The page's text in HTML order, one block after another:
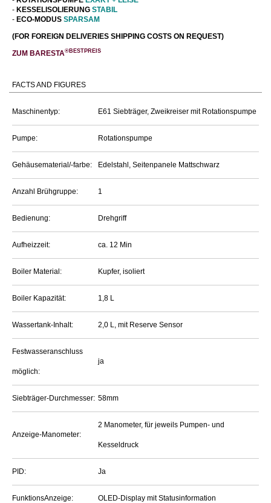
- KESSELISOLIERUNG STABIL
- ECO-MODUS SPARSAM
(FOR FOREIGN DELIVERIES SHIPPING COSTS ON REQUEST)
ZUM BARESTA®BESTPREIS
FACTS AND FIGURES
Maschinentyp: E61 Siebträger, Zweikreiser mit Rotationspumpe
Pumpe: Rotationspumpe
Gehäusematerial/-farbe: Edelstahl, Seitenpanele Mattschwarz
Anzahl Brühgruppe: 1
Bedienung: Drehgriff
Aufheizzeit: ca. 12 Min
Boiler Material: Kupfer, isoliert
Boiler Kapazität: 1,8 L
Wassertank-Inhalt: 2,0 L, mit Reserve Sensor
Festwasseranschluss
möglich:
ja
Siebträger-Durchmesser: 58mm
Anzeige-Manometer:
2 Manometer, für jeweils Pumpen- und
Kesseldruck
PID: Ja
FunktionsAnzeige: OLED-Display mit Statusinformation